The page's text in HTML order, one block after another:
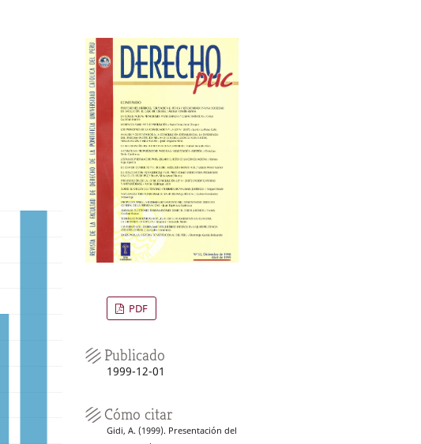
PDF
Publicado
1999-12-01
Cómo citar
Gidi, A. (1999). Presentación del